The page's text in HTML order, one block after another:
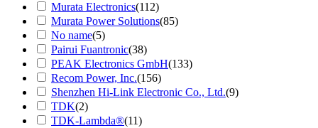
Murata Electronics(112)
Murata Power Solutions(85)
No name(5)
Pairui Fuantronic(38)
PEAK Electronics GmbH(133)
Recom Power, Inc.(156)
Shenzhen Hi-Link Electronic Co., Ltd.(9)
TDK(2)
TDK-Lambda®(11)